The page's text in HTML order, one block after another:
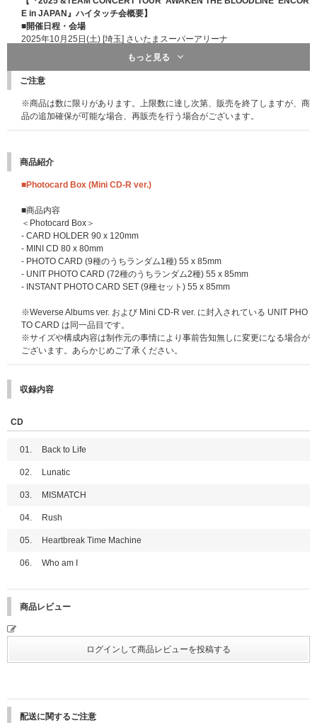
■応募スケジュール
ざいました。)
【2回目】2025年11月3日(月)11:00～11月11日(火)10:59 当落発表：11月1
※オフラインイベント愛知会場は2回目で最終応募になります。
【3回目】2025年11月11日(火)11:00～11月25日(火)10:59 当落発表：11月
【4回目】2025年11月25日(火)11:00～2026年1月13日(火)10:59 当落発
参加いただけます)
●特典会内容
①ミニトークステージ + メンバー個別トーク & ハイタッチ会
②ミニトークステージ + メンバー個別2ショット撮影会(スマートフォン使
用)
③メンバー全員プレミアムサイン会(ミニトーク & 撮影会)
④ミニトークステージ + メンバー全員お渡し会
※全会場で、特典会の内容は同じとなります。
※③、④はメンバー全員とお客様1名のグリーティングではございません。
●開催日程
※2025/11/27更新：メンバー EJの12月7日(日) 各種発売記念イベント参加
す。
詳細はこちら：
https://www.andteam-official.jp/posts/news/yzbqav
【神奈川】2026年2月11日(水・祝)
■メンバーオンラインイベント(オンライン上でサイン会やトーク会にご参加
※2025/10/24更新：メンバーオンラインイベントはK、JOは不参加予定と
＞で個別オンラインサイン会および個別オンライントーク会を実施させてい
ただきます。
1日(日)＞の日程が＜2026年3月21日(土)＞に変更となりました。
2025年12月13日(土)
①メンバー個別オンラインサイン会
※全てK、JOは不参加となり、その他7名での実施となります。
E in JAPAN』ハイタッチ会概要】
■開催日程・会場
2025年10月25日(土) [埼玉] さいたまスーパーアリーナ
2025年10月26日(日) [埼玉] さいたまスーパーアリーナ
■内容・注意事項
※本企画は、当選者本人のみをご招待いたします。受付時間など詳細は当選
者のみにご案内いたします。
※ハイタッチ会の実施は
日の状況により変更の可能性もございますのでご了承ください。各地、ご帰
宅の時間等ご確認いただき、ご当選した場合に参加可能な会場にご応募くだ
さい。
※ハイタッチ会の参加順は当日決定いたします。順番の希望はお受けできか
ねますのでご了承ください。
■イベント応募対象商品
&TEAM KR 1st Mini Album 'Back to Life'
Back to Life【3形態セット】【ハイタッチ会応募商品】
Back to Life【単品ランダム】【ハイタッチ会応募商品】
Back to Life (ROAR ver.)【9形態セット】【ハイタッチ会応募商品】
Back to Life (ROAR ver.)【単品ランダム】【ハイタッチ会応募商品】
Back to Life Photocard Box (Mini CD-R ver.)【ハイタッチ会応募商品】
※必ず「ハイタッチ会応募商品」を選択してご購入ください。その他の商品
の商品をご購入いただいても応募抽選の対象にはなりません。
【第1回】2025年9月9日(火)11:00～9月11日(木)10:59 →当選発表：9月1
6日(火)18:00頃
【第2回】2025年9月11日(木)11:00～9月18日(木)10:59 →当選発表：9月
※上記応募期間以外は応募対象商品をご購入いただけません。あらかじめご
※各回の締切間近などの時間帯によっては､ご購入応募画面に繋がりにくい
場合がございます｡余裕を持ってご応募ください｡
■応募方法/注意事項
す。お客様からの応募作業は必要ございません。
ハイタッチ会のご応募を希望されるお客様は「ハイタッチ会応募商品」を必
※CD1枚の購入で1回の応募になり、購入回数、応募回数の制限はございま
せん。お一人様何回でもご購入、ご応募いただけます。
の対象になります。特典は先着のため、無くなり次第配布は終了になりま
もっと見る
ご注意
※商品は数に限りがあります。上限数に達し次第、販売を終了しますが、商
品の追加確保が可能な場合、再販売を行う場合がございます。
商品紹介
■Photocard Box (Mini CD-R ver.)
■商品内容
＜Photocard Box＞
- CARD HOLDER 90 x 120mm
- MINI CD 80 x 80mm
- PHOTO CARD (9種のうちランダム1種) 55 x 85mm
- UNIT PHOTO CARD (72種のうちランダム2種) 55 x 85mm
- INSTANT PHOTO CARD SET (9種セット) 55 x 85mm
※Weverse Albums ver. および Mini CD-R ver. に封入されている UNIT PHO
TO CARD は同一品目です。
※サイズや構成内容は制作元の事情により事前告知無しに変更になる場合が
ございます。あらかじめご了承ください。
収録内容
CD
01. Back to Life
02. Lunatic
03. MISMATCH
04. Rush
05. Heartbreak Time Machine
06. Who am I
商品レビュー
配送に関するご注意